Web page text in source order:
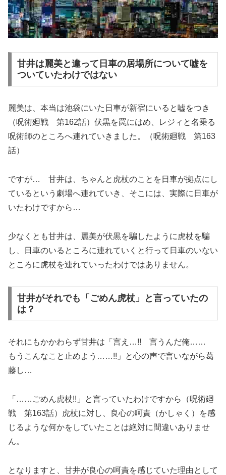
甘井は麗美と違って日車の居場所について嘘を
ついていたわけではない
麗美は、本当は池袋にいた日車が新宿にいると嘘をつき
（呪術廻戦 第162話）伏黒を罠にはめ、レジィと名乗る
呪術師のところへ連れていきました。（呪術廻戦 第163
話）
ですが… 甘井は、ちゃんと虎杖のことを日車が拠点にし
ているという劇場へ連れていき、そこには、実際に日車が
いたわけですから…
少なくとも甘井は、麗美が伏黒を騙したように虎杖を騙
し、日車のいるところに連れていくと行って日車のいない
ところに虎杖を連れていったわけではありません。
甘井がそれでも「ごめん虎杖」と言っていたの
は？
それにもかかわらず甘井は「言え…!! 言うんだ俺……
もうこんなこと止めよう……!!」と心の声で言いながら葛
藤し…
「……ごめん虎杖!!」と言っていたわけですから（呪術廻
戦 第163話）虎杖に対し、良心の呵責（かしゃく）を感
じるような何かをしていたことは絶対に間違いありませ
ん。
となりますと、甘井が良心の呵責を感じていた理由として